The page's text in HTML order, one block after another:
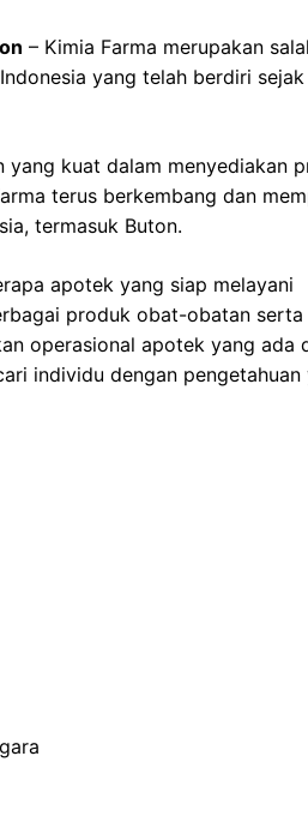
– Kimia Farma merupakan
yang telah berdiri
yang kuat dalam menyediakan
terus berkembang dan
termasuk Buton.
apotek yang siap melayani
produk obat-obatan serta
operasional apotek yang ada
individu dengan pengetahuan